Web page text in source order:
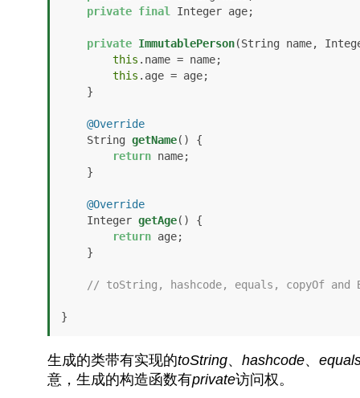
private final Integer age;
private ImmutablePerson(String name,
this .name = name;
this .age = age;
@Override
    String
getName()
{
return name;
@Override
    Integer
getAge()
{
return age;
// toString, hashcode, equals, copyOf and
}
生成的类带有实现的toString、 hashcode、
意，生成的构造函数有private访问权。